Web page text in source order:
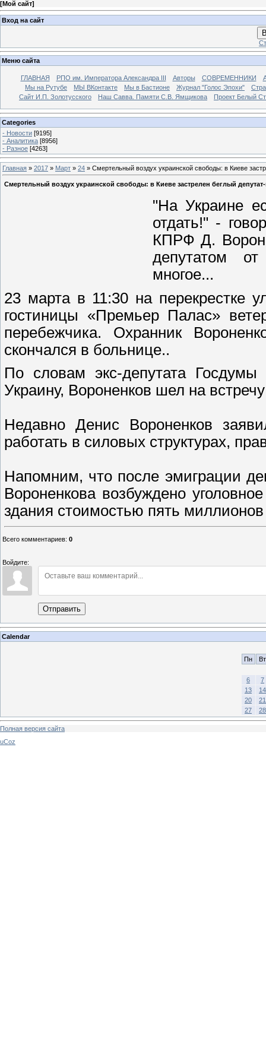
[Мой сайт]
Вход на сайт
Меню сайта
ГЛАВНАЯ РПО им. Императора Александра III Авторы СОВРЕМЕННИКИ
Мы на Рутубе
МЫ ВКонтакте Мы в Бастионе Журнал "Голос Эпохи"
Сайт И.П. Золотусского
Наш Савва. Памяти С.В. Ямщикова Проект Белый
Categories
- Новости [9195]
- Аналитика [8956]
- Разное [4263]
Главная » 2017 » Март » 24 » Смертельный воздух украинской свободы: в Киеве
Смертельный воздух украинской свободы: в Киеве застрелен беглый
"На Украине
отдать!" -
КПРФ Д.
депутатом
многое...
23 марта в 11:30 на перекрестке
гостиницы «Премьер Палас»
перебежчика. Охранник
скончался в больнице..
По словам экс-депутата
Украину, Вороненков шел на
Недавно Денис Вороненков
работать в силовых структурах,
Напомним, что после эмиграции
Вороненкова возбуждено
здания стоимостью пять
Всего комментариев: 0
Войдите:
Отправить
Calendar
Пн Вт
6
7
13
14
20
21
27
28
Полная версия сайта
uCoz